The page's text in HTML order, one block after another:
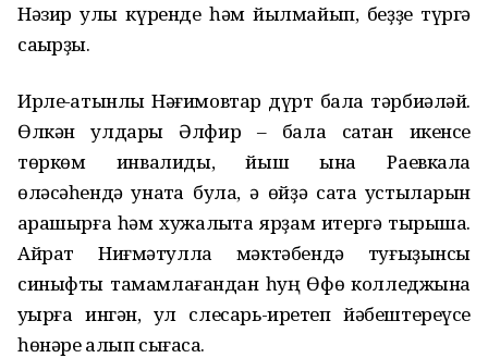
Нәзир улы күренде һәм йылмайып, беҙҙе түргә
саҡырҙы.
Ирле-ҡатынлы Нәғимовтар дүрт бала тәрбиәләй.
Өлкән улдары Әлфир – бала саҡтан икенсе
төркөм инвалиды, йыш ҡына Раевкала
өләсәһендә ҡунаҡта була, ә өйҙә саҡта ҡустыларын
ҡарашырға һәм хужалыҡта ярҙам итергә тырыша.
Айрат Ниғмәтулла мәктәбендә туғыҙынсы
синыфты тамамлағандан һуң Өфө колледжына
уҡырға ингән, ул слесарь-иретеп йәбештереүсе
һөнәре алып сығасаҡ.